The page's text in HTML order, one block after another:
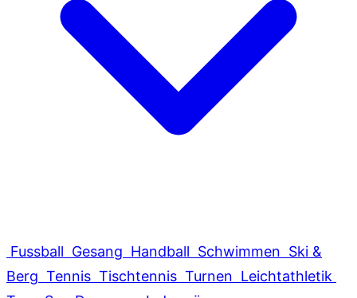
Fussball Gesang Handball Schwimmen Ski &
Berg Tennis Tischtennis Turnen Leichtathletik